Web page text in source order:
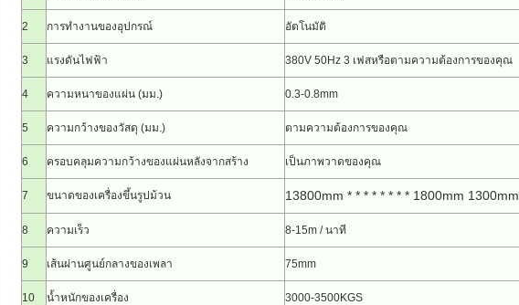
2 การทำงานของอุปกรณ์ อัตโนมัติ
3 แรงดันไฟฟ้า 380V 50Hz 3 เฟสหรือตามความต้องการของคุณ
4 ความหนาของแผ่น (มม.) 0.3-0.8mm
5 ความกว้างของวัสดุ (มม.) ตามความต้องการของคุณ
6 ครอบคลุมความกว้างของแผ่นหลังจากสร้าง เป็นภาพวาดของคุณ
7 ขนาดของเครื่องขึ้นรูปม้วน 13800mm * * * * * * * * 1800mm 1300mm
8 ความเร็ว 8-15m / นาที
9 เส้นผ่านศูนย์กลางของเพลา 75mm
10 น้ำหนักของเครื่อง 3000-3500KGS